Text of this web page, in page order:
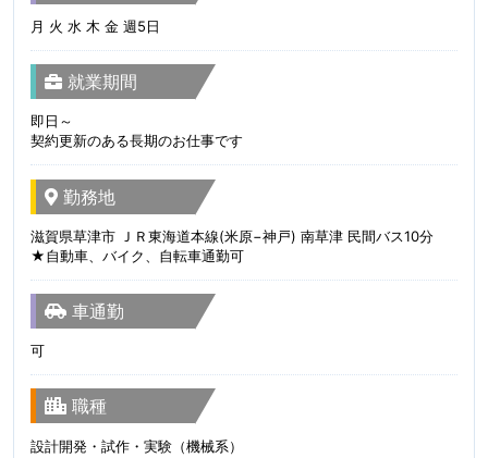
月 火 水 木 金 週5日
就業期間
即日～
契約更新のある長期のお仕事です
勤務地
滋賀県草津市 ＪＲ東海道本線(米原−神戸) 南草津 民間バス10分
★自動車、バイク、自転車通勤可
車通勤
可
職種
設計開発・試作・実験（機械系）